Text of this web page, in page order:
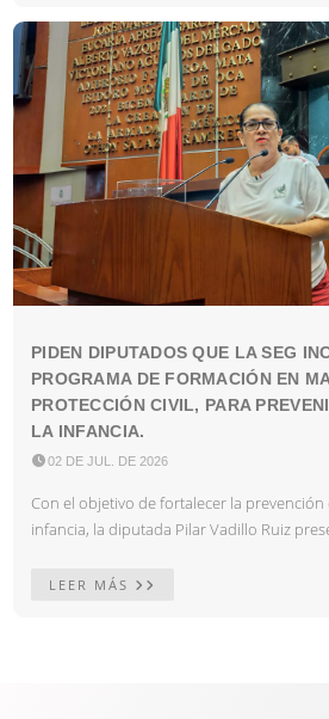
PIDEN DIPUTADOS QUE LA SEG
PROGRAMA DE FORMACIÓN EN
PROTECCIÓN CIVIL, PARA
LA INFANCIA.
02 DE JUL. DE 2026
Con el objetivo de fortalecer la prevención
infancia, la diputada Pilar Vadillo Ruiz
LEER MÁS